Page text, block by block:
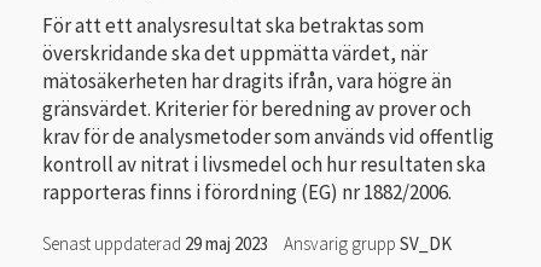
För att ett analysresultat ska betraktas som
överskridande ska det uppmätta värdet, när
mätosäkerheten har dragits ifrån, vara högre än
gränsvärdet. Kriterier för beredning av prover och
krav för de analysmetoder som används vid offentlig
kontroll av nitrat i livsmedel och hur resultaten ska
rapporteras finns i förordning (EG) nr 1882/2006.
Senast uppdaterad 29 maj 2023 Ansvarig grupp SV_DK